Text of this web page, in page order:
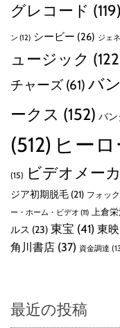
グレコード (119)
ン (12) シービー (26) ジェ
ュージック
チャーズ (61) バ
ークス (152) バ
(512) ヒーロ
(15) ビデオメー
ジア初期脱毛 (21) フォッ
ー・ホーム・ビデオ (11) 上倉
ルス (23) 東宝 (41) 東映
角川書店 (37) 資金調達
最近の投稿